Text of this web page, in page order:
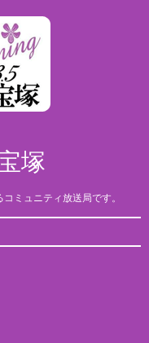
塚
ミュニティ放送局です。